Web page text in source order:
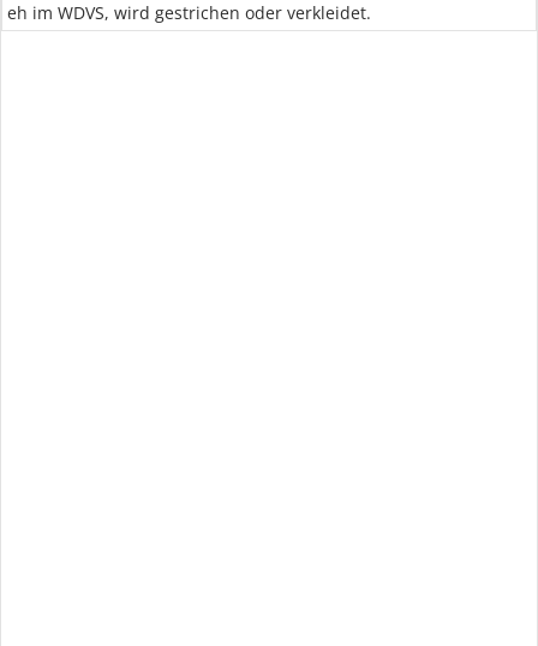
eh im WDVS, wird gestrichen oder verkleidet.